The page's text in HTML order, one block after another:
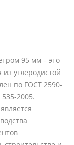
95 мм – это
углеродистой
по ГОСТ 2590-
2005.